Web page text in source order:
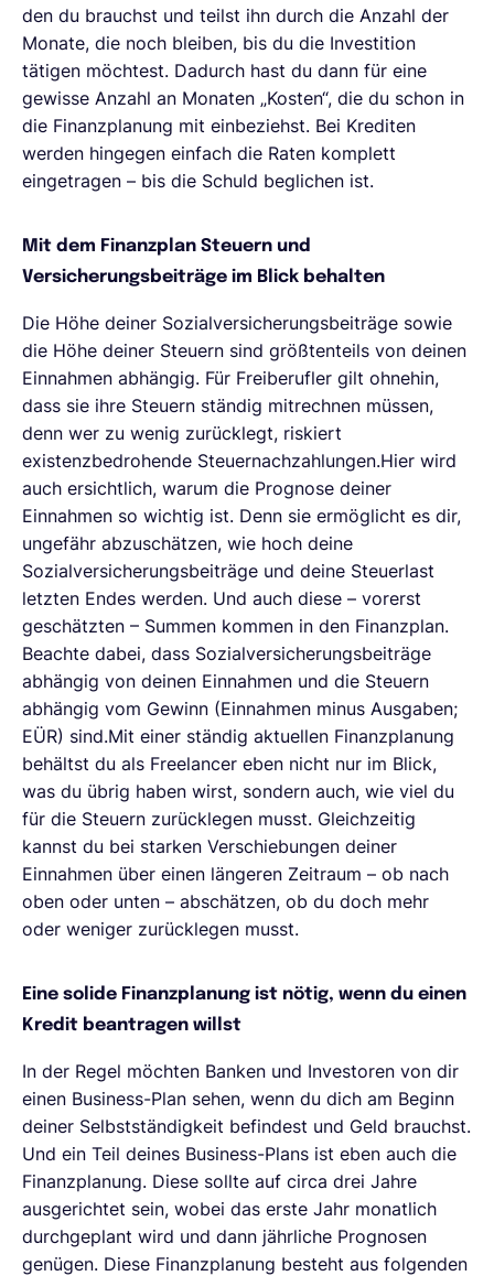
den du brauchst und teilst ihn durch die Anzahl der
Monate, die noch bleiben, bis du die Investition
tätigen möchtest. Dadurch hast du dann für eine
gewisse Anzahl an Monaten „Kosten“, die du schon in
die Finanzplanung mit einbeziehst. Bei Krediten
werden hingegen einfach die Raten komplett
eingetragen – bis die Schuld beglichen ist.
Mit dem Finanzplan Steuern und
Versicherungsbeiträge im Blick behalten
Die Höhe deiner Sozialversicherungsbeiträge sowie
die Höhe deiner Steuern sind größtenteils von deinen
Einnahmen abhängig. Für Freiberufler gilt ohnehin,
dass sie ihre Steuern ständig mitrechnen müssen,
denn wer zu wenig zurücklegt, riskiert
existenzbedrohende Steuernachzahlungen.Hier wird
auch ersichtlich, warum die Prognose deiner
Einnahmen so wichtig ist. Denn sie ermöglicht es dir,
ungefähr abzuschätzen, wie hoch deine
Sozialversicherungsbeiträge und deine Steuerlast
letzten Endes werden. Und auch diese – vorerst
geschätzten – Summen kommen in den Finanzplan.
Beachte dabei, dass Sozialversicherungsbeiträge
abhängig von deinen Einnahmen und die Steuern
abhängig vom Gewinn (Einnahmen minus Ausgaben;
EÜR) sind.Mit einer ständig aktuellen Finanzplanung
behältst du als Freelancer eben nicht nur im Blick,
was du übrig haben wirst, sondern auch, wie viel du
für die Steuern zurücklegen musst. Gleichzeitig
kannst du bei starken Verschiebungen deiner
Einnahmen über einen längeren Zeitraum – ob nach
oben oder unten – abschätzen, ob du doch mehr
oder weniger zurücklegen musst.
Eine solide Finanzplanung ist nötig, wenn du einen
Kredit beantragen willst
In der Regel möchten Banken und Investoren von dir
einen Business-Plan sehen, wenn du dich am Beginn
deiner Selbstständigkeit befindest und Geld brauchst.
Und ein Teil deines Business-Plans ist eben auch die
Finanzplanung. Diese sollte auf circa drei Jahre
ausgerichtet sein, wobei das erste Jahr monatlich
durchgeplant wird und dann jährliche Prognosen
genügen. Diese Finanzplanung besteht aus folgenden